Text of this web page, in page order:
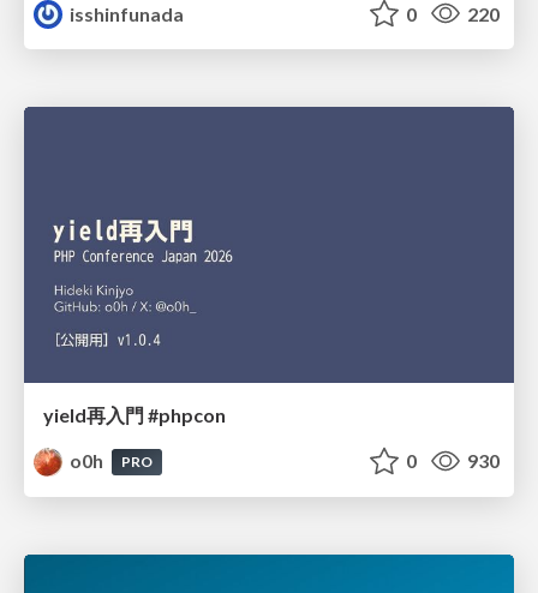
isshinfunada
0 220
yield再入門 #phpcon
o0h
PRO 0 930